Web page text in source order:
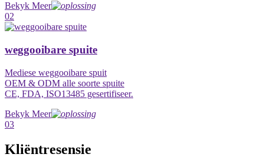
Bekyk Meer
02
weggooibare spuite
Mediese weggooibare spuit
OEM & ODM alle soorte spuite
CE, FDA, ISO13485 gesertifiseer.
Bekyk Meer
03
Kliëntresensie